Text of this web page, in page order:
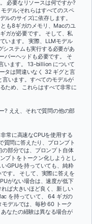
必要なリソースは何ですか?
デル;それらはすべてのスペ
ルのサイズに依存します。
も8ギガのメモリ、Macのユ
ガが必要です。 そして、私
います。 実際、LLMモデル
システムも実行する必要があ
バーヘッドも必要です。 そ
います。 13-billion について
タは間違いなく 32 ギグと言
います。すべてのモデルが
ため、これらはすべて非常に
? ええ、それで質問の他の部
常に高速なCPUを使用する
質問に答えたり、プロンプト
部分では、プロンプト自体
プトをトークン化しようとし
GPUを持っていても、純粋
す。 そして、実際に答えを
がない場合は、速度が低下
ば大きいほど良く、新しい
を持っていて、 64 ギガの
デルでは、毎秒 60 トーク
なたの経験は異なる場合が